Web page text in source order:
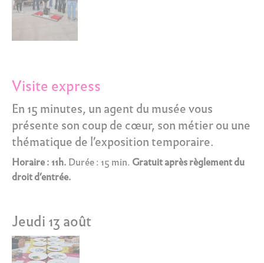
Visite express
En 15 minutes, un agent du musée vous
présente son coup de cœur, son métier ou une
thématique de l’exposition temporaire.
Horaire : 11h. Durée : 15 min. Gratuit après règlement du
droit d’entrée.
Jeudi 13 août